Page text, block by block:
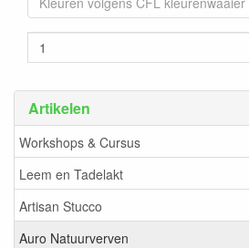
Artikelen
Workshops & Cursus
Leem en Tadelakt
Artisan Stucco
Auro Natuurverven